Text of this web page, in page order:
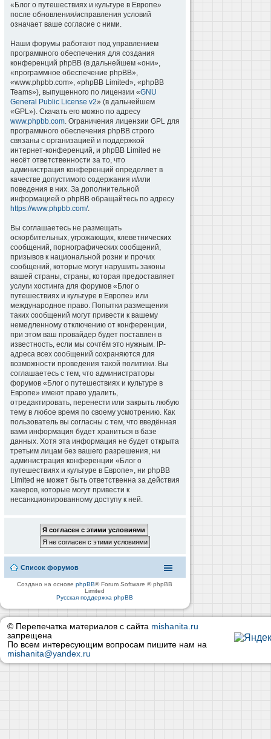
«Блог о путешествиях и культуре в Европе»
после обновления/исправления условий
означает ваше согласие с ними.
Наши форумы работают под управлением
программного обеспечения для создания
конференций phpBB (в дальнейшем «они»,
«программное обеспечение phpBB»,
«www.phpbb.com», «phpBB Limited», «phpBB
Teams»), выпущенного по лицензии «GNU
General Public License v2» (в дальнейшем
«GPL»). Скачать его можно по адресу
www.phpbb.com. Ограничения лицензии GPL для
программного обеспечения phpBB строго
связаны с организацией и поддержкой
интернет-конференций, и phpBB Limited не
несёт ответственности за то, что
администрация конференций определяет в
качестве допустимого содержания и/или
поведения в них. За дополнительной
информацией о phpBB обращайтесь по адресу
https://www.phpbb.com/.
Вы соглашаетесь не размещать
оскорбительных, угрожающих, клеветнических
сообщений, порнографических сообщений,
призывов к национальной розни и прочих
сообщений, которые могут нарушить законы
вашей страны, страны, которая предоставляет
услуги хостинга для форумов «Блог о
путешествиях и культуре в Европе» или
международное право. Попытки размещения
таких сообщений могут привести к вашему
немедленному отключению от конференции,
при этом ваш провайдер будет поставлен в
известность, если мы сочтём это нужным. IP-
адреса всех сообщений сохраняются для
возможности проведения такой политики. Вы
соглашаетесь с тем, что администраторы
форумов «Блог о путешествиях и культуре в
Европе» имеют право удалить,
отредактировать, перенести или закрыть любую
тему в любое время по своему усмотрению. Как
пользователь вы согласны с тем, что введённая
вами информация будет храниться в базе
данных. Хотя эта информация не будет открыта
третьим лицам без вашего разрешения, ни
администрация конференции «Блог о
путешествиях и культуре в Европе», ни phpBB
Limited не может быть ответственна за действия
хакеров, которые могут привести к
несанкционированному доступу к ней.
Список форумов
Создано на основеphpBB® Forum Software © phpBB
Limited
Русская поддержка phpBB
© Перепечатка материалов с сайта mishanita.ru
запрещена
По всем интересующим вопросам пишите нам на
mishanita@yandex.ru